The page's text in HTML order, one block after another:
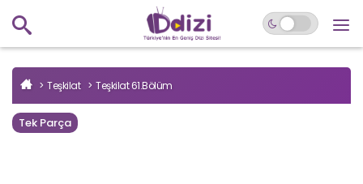
Teşkilat Teşkilat 61.Bölüm
Tek Parça